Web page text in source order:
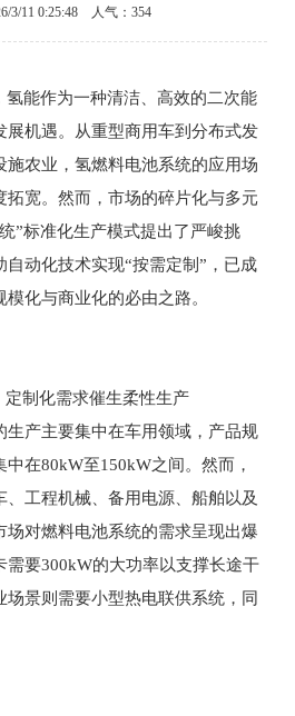
3/11 0:25:48 人气：354
氢能作为一种清洁、高效的二次能
展机遇。从重型商用车到分布式发
施农业，氢燃料电池系统的应用场
拓宽。然而，市场的碎片化与多元
”标准化生产模式提出了严峻挑
动化技术实现“按需定制”，已成
化与商业化的必由之路。
定制化需求催生柔性生产
生产主要集中在车用领域，产品规
在80kW至150kW之间。然而，
、工程机械、备用电源、船舶以及
场对燃料电池系统的需求呈现出爆
需要300kW的大功率以支撑长途干
景则需要小型热电联供系统，同